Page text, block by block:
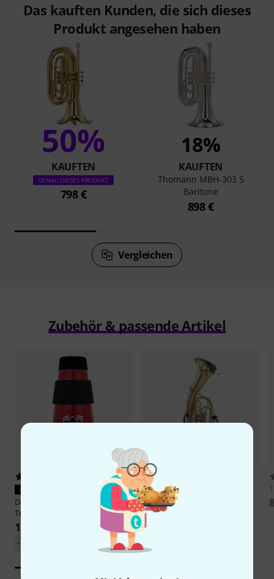
Das kauften Kunden, die sich dieses
Produkt angesehen haben
50%
KAUFTEN
GENAU DIESES PRODUKT
798 €
18%
KAUFTEN
Thomann MBH-303 S
Baritone
898 €
Vergleichen
Zubehör & passende Artikel
PASST GARANTIERT
Denis Wick
DW5587 Euphonium
Travel Mute
169 €
-19%
ThomannTBH 500 GM
998 €